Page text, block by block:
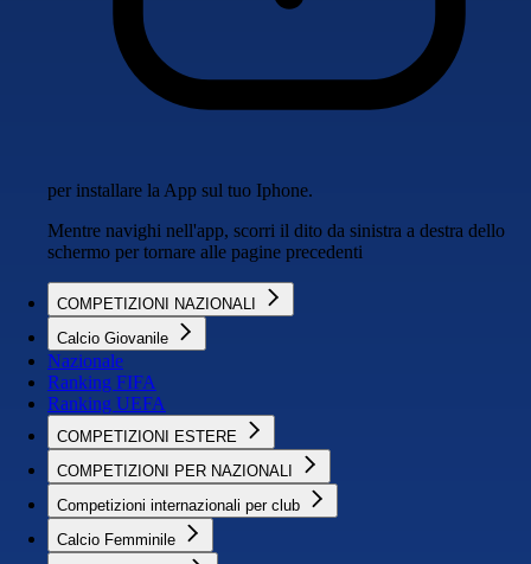
per installare la App sul tuo Iphone.
Mentre navighi nell'app, scorri il dito da sinistra a destra dello
schermo per tornare alle pagine precedenti
COMPETIZIONI NAZIONALI
Calcio Giovanile
Nazionale
Ranking FIFA
Ranking UEFA
COMPETIZIONI ESTERE
COMPETIZIONI PER NAZIONALI
Competizioni internazionali per club
Calcio Femminile